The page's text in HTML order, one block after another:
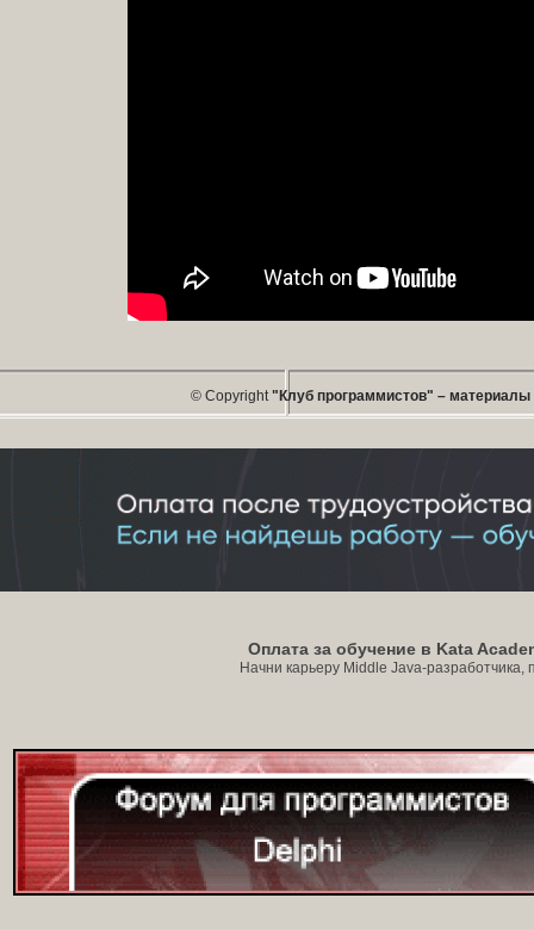
© Copyright"Клуб программистов" – материалы
Оплата за обучение в Kata
Начни карьеру Middle Java-